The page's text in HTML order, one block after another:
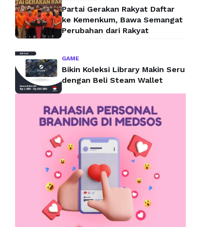
Partai Gerakan Rakyat Daftar
ke Kemenkum, Bawa Semangat
Perubahan dari Rakyat
GAME
Bikin Koleksi Library Makin Seru
dengan Beli Steam Wallet